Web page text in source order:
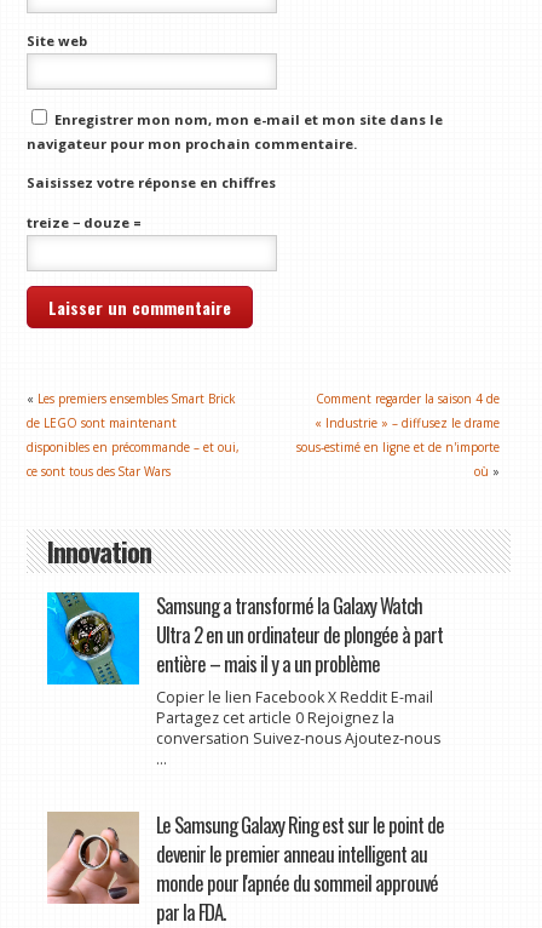
Site web
Enregistrer mon nom, mon e-mail et mon site dans le
navigateur pour mon prochain commentaire.
Saisissez votre réponse en chiffres
treize − douze =
« Les premiers ensembles Smart Brick
de LEGO sont maintenant
disponibles en précommande – et oui,
ce sont tous des Star Wars
Comment regarder la saison 4 de
« Industrie » – diffusez le drame
sous-estimé en ligne et de n'importe
où »
Innovation
Samsung a transformé la Galaxy Watch
Ultra 2 en un ordinateur de plongée à part
entière – mais il y a un problème
Copier le lien Facebook X Reddit E-mail
Partagez cet article 0 Rejoignez la
conversation Suivez-nous Ajoutez-nous
...
Le Samsung Galaxy Ring est sur le point de
devenir le premier anneau intelligent au
monde pour l'apnée du sommeil approuvé
par la FDA.